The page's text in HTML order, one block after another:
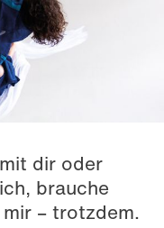
dir oder
brauche
– trotzdem.